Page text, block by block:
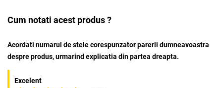
Cum notati acest produs ?
Acordati numarul de stele corespunzator parerii dumneavoastra
despre produs, urmarind explicatia din partea dreapta.
Excelent